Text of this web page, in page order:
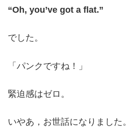
“Oh, you’ve got a flat.”
でした。
「パンクですね！」
緊迫感はゼロ。
いやあ，お世話になりました。